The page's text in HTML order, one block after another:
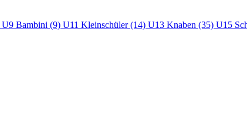
U9 Bambini (9) U11 Kleinschüler (14) U13 Knaben (35) U15